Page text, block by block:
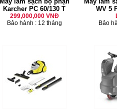
Karcher PC 60/130 T
299,000,000 VNĐ
Bảo hành : 12 tháng
WV 5
Bảo